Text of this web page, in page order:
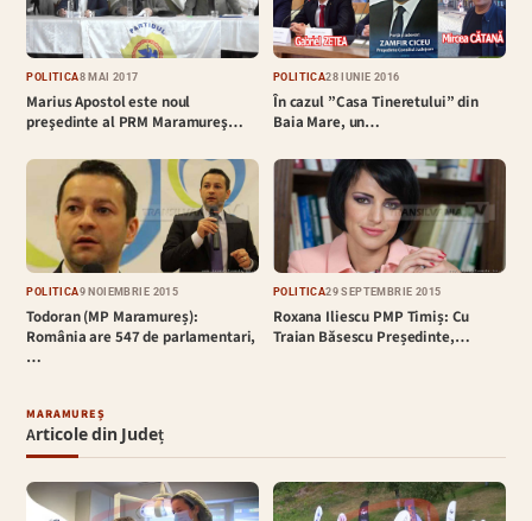
POLITICĂ8 MAI 2017
Marius Apostol este noul
preşedinte al PRM Maramureş…
POLITICĂ28 IUNIE 2016
În cazul ”Casa Tineretului” din
Baia Mare, un…
POLITICĂ9 NOIEMBRIE 2015
Todoran (MP Maramureș):
România are 547 de parlamentari,
…
POLITICĂ29 SEPTEMBRIE 2015
Roxana Iliescu PMP Timiș: Cu
Traian Băsescu Președinte,…
MARAMUREȘ
Articole din Județ